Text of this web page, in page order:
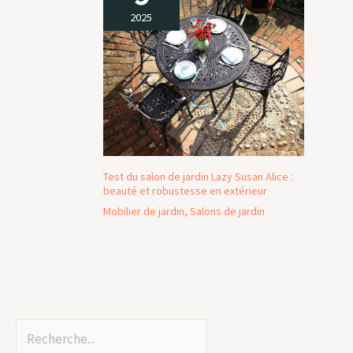
2025
Test du salon de jardin Lazy Susan Alice :
beauté et robustesse en extérieur
Mobilier de jardin, Salons de jardin